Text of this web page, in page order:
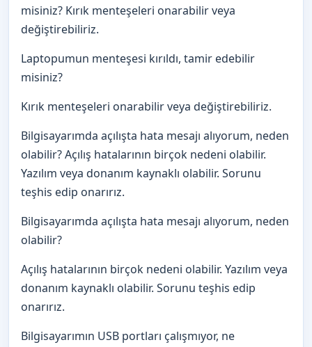
misiniz? Kırık menteşeleri onarabilir veya
değiştirebiliriz.
Laptopumun menteşesi kırıldı, tamir edebilir
misiniz?
Kırık menteşeleri onarabilir veya değiştirebiliriz.
Bilgisayarımda açılışta hata mesajı alıyorum, neden
olabilir? Açılış hatalarının birçok nedeni olabilir.
Yazılım veya donanım kaynaklı olabilir. Sorunu
teşhis edip onarırız.
Bilgisayarımda açılışta hata mesajı alıyorum, neden
olabilir?
Açılış hatalarının birçok nedeni olabilir. Yazılım veya
donanım kaynaklı olabilir. Sorunu teşhis edip
onarırız.
Bilgisayarımın USB portları çalışmıyor, ne